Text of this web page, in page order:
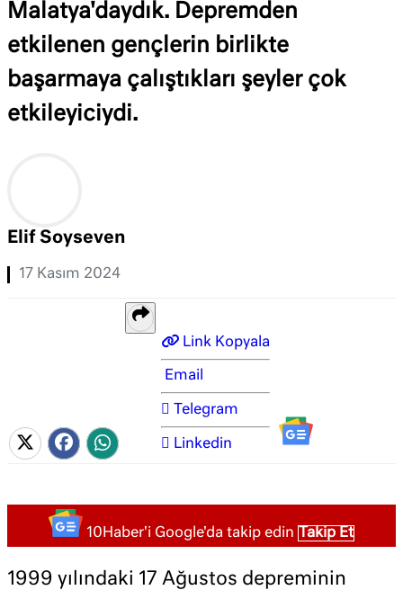
Malatya'daydık. Depremden
etkilenen gençlerin birlikte
başarmaya çalıştıkları şeyler çok
etkileyiciydi.
Elif Soyseven
17 Kasım 2024
Link Kopyala
Email
Telegram
Linkedin
10Haber'i Google'da takip edin Takip Et
1999 yılındaki 17 Ağustos depreminin